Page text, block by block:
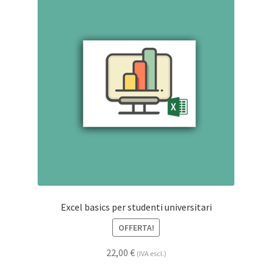
Excel basics per studenti universitari
OFFERTA!
22,00 € (IVA escl.)